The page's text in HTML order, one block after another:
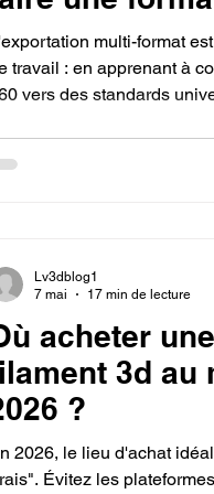
fusion 360
CFP
?
multi-format
travail : en apprenant à
vers des standards
ainsi votre
acheter
3d au
?
2026, le lieu d'achat
Évitez les
Lv3dblog1
7 mai
17 min de lecture